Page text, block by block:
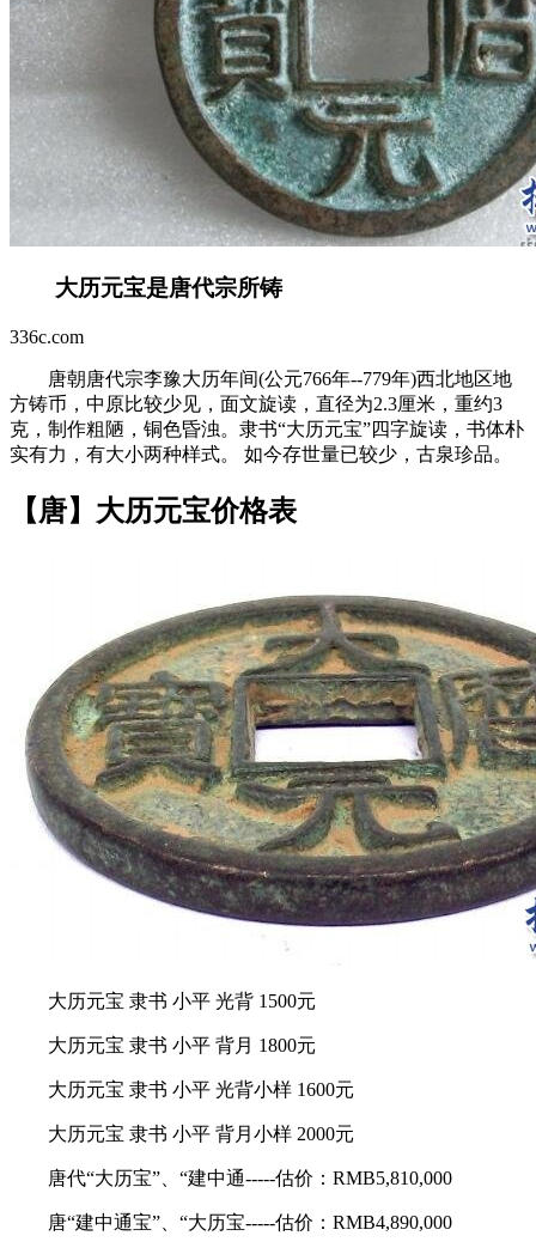
大历元宝是唐代宗所铸
336c.com
唐朝唐代宗李豫大历年间(公元766年--779年)西北地区地
方铸币，中原比较少见，面文旋读，直径为2.3厘米，重约3
克，制作粗陋，铜色昏浊。隶书“大历元宝”四字旋读，书体朴
实有力，有大小两种样式。 如今存世量已较少，古泉珍品。
【唐】大历元宝价格表
大历元宝 隶书 小平 光背 1500元
大历元宝 隶书 小平 背月 1800元
大历元宝 隶书 小平 光背小样 1600元
大历元宝 隶书 小平 背月小样 2000元
唐代“大历宝”、“建中通-----估价：RMB5,810,000
唐“建中通宝”、“大历宝-----估价：RMB4,890,000